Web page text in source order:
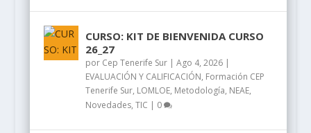
CURSO: KIT DE BIENVENIDA CURSO
26_27
por Cep Tenerife Sur| Ago 4, 2026|
EVALUACIÓN Y CALIFICACIÓN, Formación CEP
Tenerife Sur, LOMLOE, Metodología, NEAE,
Novedades, TIC | 0